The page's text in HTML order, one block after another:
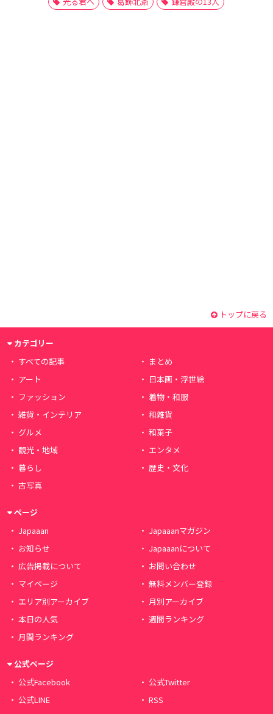
トップに戻る
カテゴリー
すべての記事
まとめ
アート
日本画・浮世絵
ファッション
着物・和服
雑貨・インテリア
和雑貨
グルメ
和菓子
観光・地域
エンタメ
暮らし
歴史・文化
古写真
ページ
Japaaan
Japaaanマガジン
お知らせ
Japaaanについて
広告掲載について
お問い合わせ
マイページ
無料メンバー登録
エリア別アーカイブ
月別アーカイブ
本日の人気
週間ランキング
月間ランキング
公式ページ
公式Facebook
公式Twitter
公式LINE
RSS